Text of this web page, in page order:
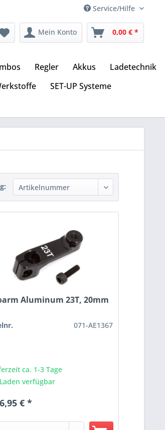
Service/Hilfe
Mein Konto 0,00 € *
Regler Akkus
Ladetechnik
SET-UP Systeme
Aluminum 23T, 20mm
071-AE1367
ca. 1-3 Tage
verfügbar
€ *